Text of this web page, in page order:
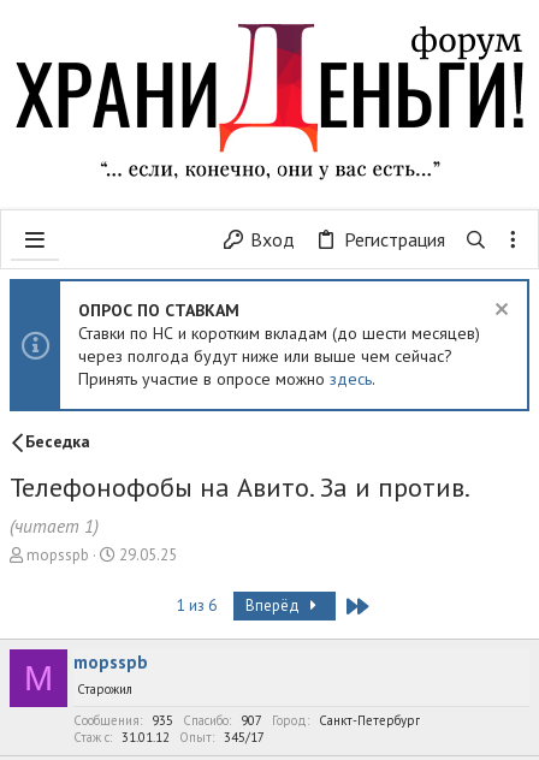
Вход Регистрация
ОПРОС ПО СТАВКАМ
Ставки по НС и коротким вкладам (до шести месяцев)
через полгода будут ниже или выше чем сейчас?
Принять участие в опросе можно здесь.
Беседка
Телефонофобы на Авито. За и против.
(читает 1)
А
р
т
е
м
mopsspb
Д
н
а
ч
л
а
29.05.25
1 из 6 Вперёд Last
M mopsspb
Старожил
Сообщения
935 Спасибо 907 Город
Санкт-Петербург
Стаж c
31.01.12 Опыт 345/17